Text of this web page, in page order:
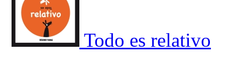
Todo es relativo